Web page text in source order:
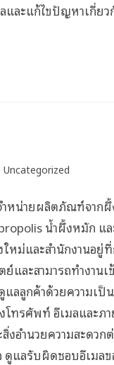
ลและแก้ไขปัญหาเ
Uncategorized
น่ายผลิตภัณฑ์จาก
น้ำผึ้งหมัก
หม่และสำนักงานอยู่
และสามารถทำงาน
แลลูกค้าด้วยความเ
รศัพท์ อีเมลและภ
งอำนวยความสะดว
ดูแลรับผิดชอบอีเมล